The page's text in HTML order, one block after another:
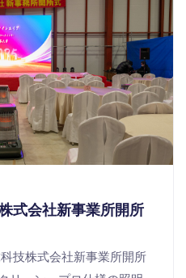
式会社新事業所開所
技株式会社新事業所開所